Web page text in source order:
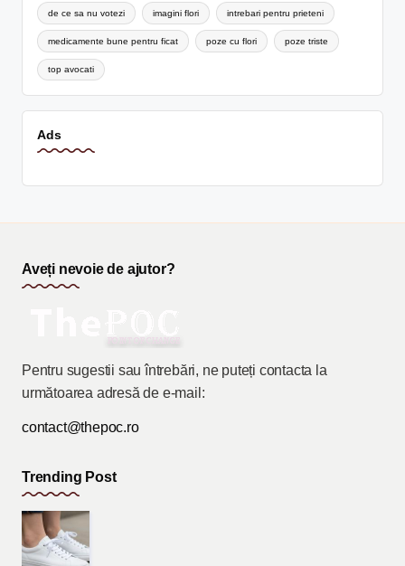
de ce sa nu votezi imagini flori intrebari pentru prieteni
medicamente bune pentru ficat poze cu flori poze triste
top avocati
Ads
Aveți nevoie de ajutor?
Pentru sugestii sau întrebări, ne puteți contacta la
următoarea adresă de e-mail:
contact@thepoc.ro
Trending Post